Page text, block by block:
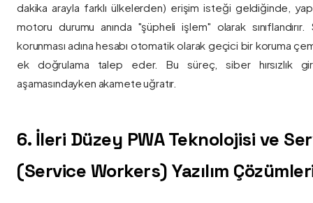
dakika arayla farklı ülkelerden) erişim isteği geldiğinde,
motoru durumu anında "şüpheli işlem" olarak sınıflandırır.
korunması adına hesabı otomatik olarak geçici bir koruma
ek doğrulama talep eder. Bu süreç, siber hırsızlık
aşamasındayken akamete uğratır.
6. İleri Düzey PWA Teknolojisi ve
(Service Workers) Yazılım